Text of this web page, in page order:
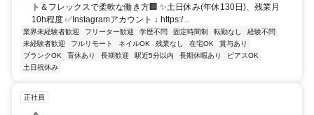
ト＆フレックスで柔軟な働き方🏢 ✨土日休み(年休130日)、残業月
10h程度 ✅Instagramアカウント ↓ https:/...
業界未経験者歓迎 フリーター歓迎 学歴不問 固定時間制 転勤なし
経験不問
未経験者歓迎
フルリモート ネイルOK 残業なし 在宅OK
賞与あり
ブランクOK
育休あり 長期歓迎 駅近5分以内 長期休暇あり
ピアスOK
土日祝休み
正社員